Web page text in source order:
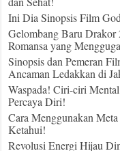
Ini Dia Sinopsis Film
Gelombang Baru
Romansa yang
Sinopsis dan Pemeran
Ancaman Ledakkan di
Waspada! Ciri-ciri
Percaya Diri!
Cara Menggunakan
Ketahui!
Revolusi Energi Hijau